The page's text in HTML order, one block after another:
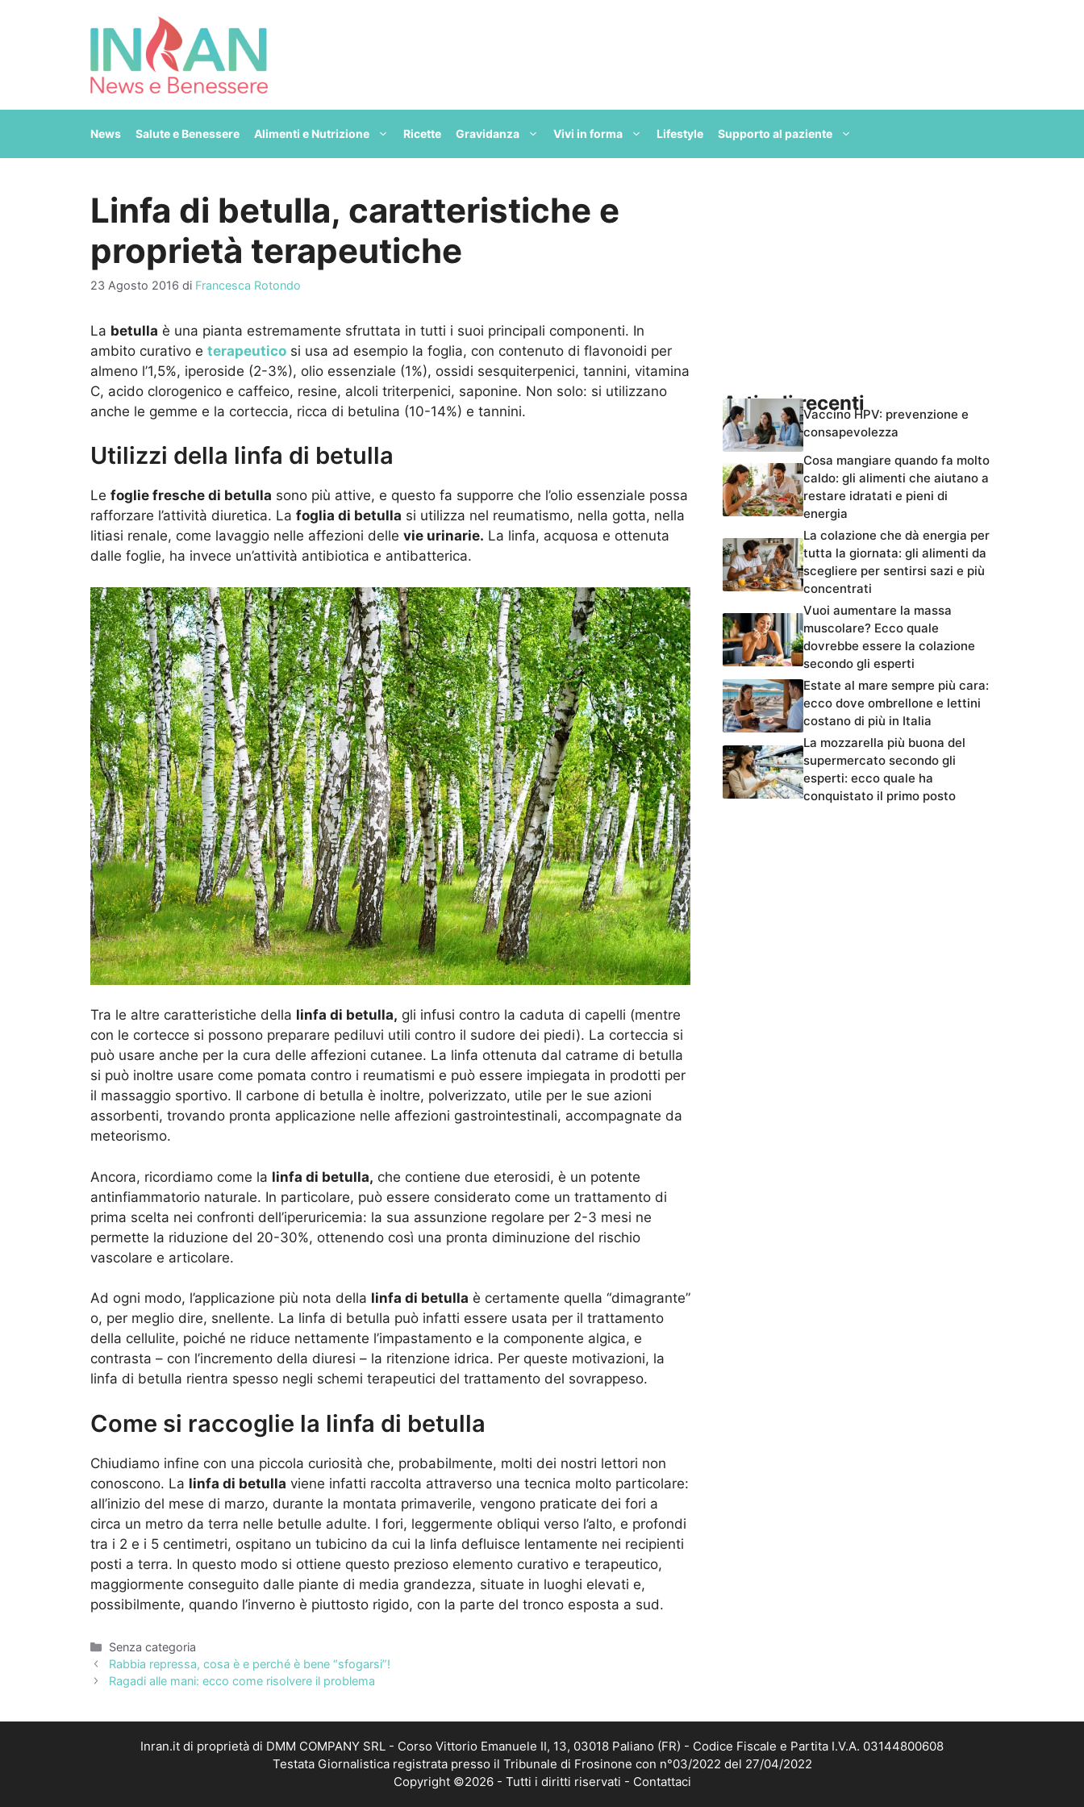
News Salute e Benessere Alimenti e Nutrizione Ricette Gravidanza Vivi in forma Lifestyle Supporto al paziente
Linfa di betulla, caratteristiche e
proprietà terapeutiche
23 Agosto 2016 di Francesca Rotondo
La betulla è una pianta estremamente sfruttata in tutti i suoi principali componenti. In
ambito curativo e terapeutico si usa ad esempio la foglia, con contenuto di flavonoidi per
almeno l’1,5%, iperoside (2-3%), olio essenziale (1%), ossidi sesquiterpenici, tannini, vitamina
C, acido clorogenico e caffeico, resine, alcoli triterpenici, saponine. Non solo: si utilizzano
anche le gemme e la corteccia, ricca di betulina (10-14%) e tannini.
Utilizzi della linfa di betulla
Le foglie fresche di betulla sono più attive, e questo fa supporre che l’olio essenziale possa
rafforzare l’attività diuretica. La foglia di betulla si utilizza nel reumatismo, nella gotta, nella
litiasi renale, come lavaggio nelle affezioni delle vie urinarie. La linfa, acquosa e ottenuta
dalle foglie, ha invece un’attività antibiotica e antibatterica.
Tra le altre caratteristiche della linfa di betulla, gli infusi contro la caduta di capelli (mentre
con le cortecce si possono preparare pediluvi utili contro il sudore dei piedi). La corteccia si
può usare anche per la cura delle affezioni cutanee. La linfa ottenuta dal catrame di betulla
si può inoltre usare come pomata contro i reumatismi e può essere impiegata in prodotti per
il massaggio sportivo. Il carbone di betulla è inoltre, polverizzato, utile per le sue azioni
assorbenti, trovando pronta applicazione nelle affezioni gastrointestinali, accompagnate da
meteorismo.
Ancora, ricordiamo come la linfa di betulla, che contiene due eterosidi, è un potente
antinfiammatorio naturale. In particolare, può essere considerato come un trattamento di
prima scelta nei confronti dell’iperuricemia: la sua assunzione regolare per 2-3 mesi ne
permette la riduzione del 20-30%, ottenendo così una pronta diminuzione del rischio
vascolare e articolare.
Ad ogni modo, l’applicazione più nota della linfa di betulla è certamente quella “dimagrante”
o, per meglio dire, snellente. La linfa di betulla può infatti essere usata per il trattamento
della cellulite, poiché ne riduce nettamente l’impastamento e la componente algica, e
contrasta – con l’incremento della diuresi – la ritenzione idrica. Per queste motivazioni, la
linfa di betulla rientra spesso negli schemi terapeutici del trattamento del sovrappeso.
Come si raccoglie la linfa di betulla
Chiudiamo infine con una piccola curiosità che, probabilmente, molti dei nostri lettori non
conoscono. La linfa di betulla viene infatti raccolta attraverso una tecnica molto particolare:
all’inizio del mese di marzo, durante la montata primaverile, vengono praticate dei fori a
circa un metro da terra nelle betulle adulte. I fori, leggermente obliqui verso l’alto, e profondi
tra i 2 e i 5 centimetri, ospitano un tubicino da cui la linfa defluisce lentamente nei recipienti
posti a terra. In questo modo si ottiene questo prezioso elemento curativo e terapeutico,
maggiormente conseguito dalle piante di media grandezza, situate in luoghi elevati e,
possibilmente, quando l’inverno è piuttosto rigido, con la parte del tronco esposta a sud.
Categorie
Senza categoria
Rabbia repressa, cosa è e perché è bene “sfogarsi”!
Ragadi alle mani: ecco come risolvere il problema
Articoli recentiVaccino HPV: prevenzione e
consapevolezza
Cosa mangiare quando fa molto
caldo: gli alimenti che aiutano a
restare idratati e pieni di
energia
La colazione che dà energia per
tutta la giornata: gli alimenti da
scegliere per sentirsi sazi e più
concentrati
Vuoi aumentare la massa
muscolare? Ecco quale
dovrebbe essere la colazione
secondo gli esperti
Estate al mare sempre più cara:
ecco dove ombrellone e lettini
costano di più in Italia
La mozzarella più buona del
supermercato secondo gli
esperti: ecco quale ha
conquistato il primo posto
Inran.it di proprietà di DMM COMPANY SRL - Corso Vittorio Emanuele II, 13, 03018 Paliano (FR) - Codice Fiscale e Partita I.V.A. 03144800608
Testata Giornalistica registrata presso il Tribunale di Frosinone con n°03/2022 del 27/04/2022
Copyright ©2026 - Tutti i diritti riservati - Contattaci